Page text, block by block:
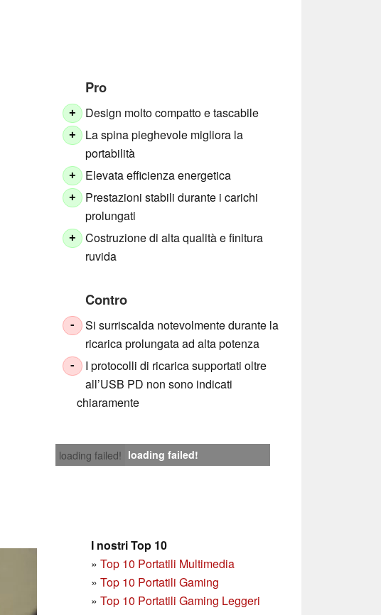
Pro
+ Design molto compatto e tascabile
+
La spina pieghevole migliora la
portabilità
+ Elevata efficienza energetica
+
Prestazioni stabili durante i carichi
prolungati
+
Costruzione di alta qualità e finitura
ruvida
Contro
-
Si surriscalda notevolmente durante la
ricarica prolungata ad alta potenza
-
I protocolli di ricarica supportati oltre
all’USB PD non sono indicati
chiaramente
loading failed! loading failed!
I nostri Top 10
» Top 10 Portatili Multimedia
» Top 10 Portatili Gaming
» Top 10 Portatili Gaming Leggeri